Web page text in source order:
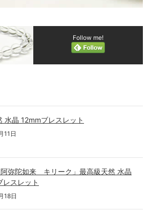
Follow me!
水晶 12mmブレスレット
11日
弥陀如来 キリーク」最高級天然 水晶
スレット
18日